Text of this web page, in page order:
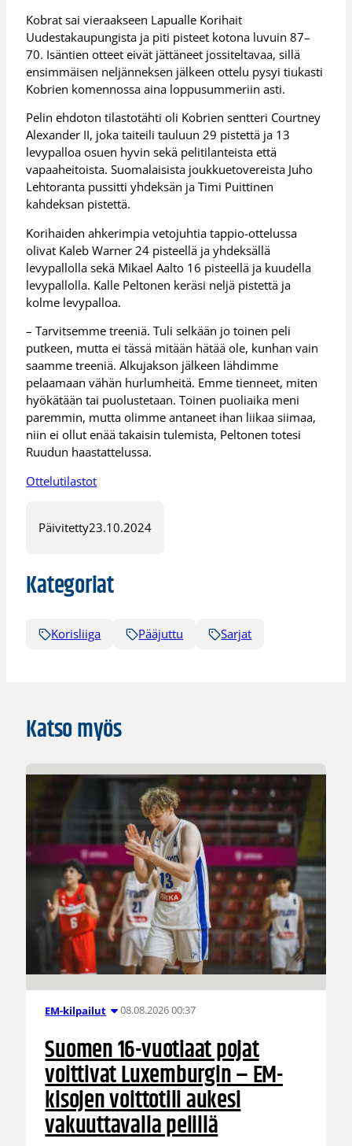
Kobrat sai vieraakseen Lapualle Korihait
Uudestakaupungista ja piti pisteet kotona luvuin 87–
70. Isäntien otteet eivät jättäneet jossiteltavaa, sillä
ensimmäisen neljänneksen jälkeen ottelu pysyi tiukasti
Kobrien komennossa aina loppusummeriin asti.
Pelin ehdoton tilastotähti oli Kobrien sentteri Courtney
Alexander II, joka taiteili tauluun 29 pistettä ja 13
levypalloa osuen hyvin sekä pelitilanteista että
vapaaheitoista. Suomalaisista joukkuetovereista Juho
Lehtoranta pussitti yhdeksän ja Timi Puittinen
kahdeksan pistettä.
Korihaiden ahkerimpia vetojuhtia tappio-ottelussa
olivat Kaleb Warner 24 pisteellä ja yhdeksällä
levypallolla sekä Mikael Aalto 16 pisteellä ja kuudella
levypallolla. Kalle Peltonen keräsi neljä pistettä ja
kolme levypalloa.
– Tarvitsemme treeniä. Tuli selkään jo toinen peli
putkeen, mutta ei tässä mitään hätää ole, kunhan vain
saamme treeniä. Alkujakson jälkeen lähdimme
pelaamaan vähän hurlumheitä. Emme tienneet, miten
hyökätään tai puolustetaan. Toinen puoliaika meni
paremmin, mutta olimme antaneet ihan liikaa siimaa,
niin ei ollut enää takaisin tulemista, Peltonen totesi
Ruudun haastattelussa.
Ottelutilastot
Päivitetty23.10.2024
Kategoriat
Korisliiga Pääjuttu Sarjat
Katso myös
EM-kilpailut 08.08.2026 00:37
Suomen 16-vuotiaat pojat
voittivat Luxemburgin – EM-
kisojen voittotili aukesi
vakuuttavalla pelillä